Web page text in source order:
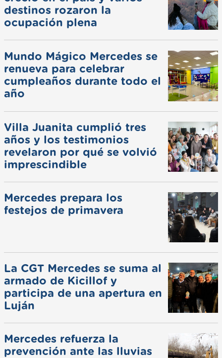
destinos rozaron la
ocupación plena
Mundo Mágico Mercedes se
renueva para celebrar
cumpleaños durante todo el
año
Villa Juanita cumplió tres
años y los testimonios
revelaron por qué se volvió
imprescindible
Mercedes prepara los
festejos de primavera
La CGT Mercedes se suma al
armado de Kicillof y
participa de una apertura en
Luján
Mercedes refuerza la
prevención ante las lluvias